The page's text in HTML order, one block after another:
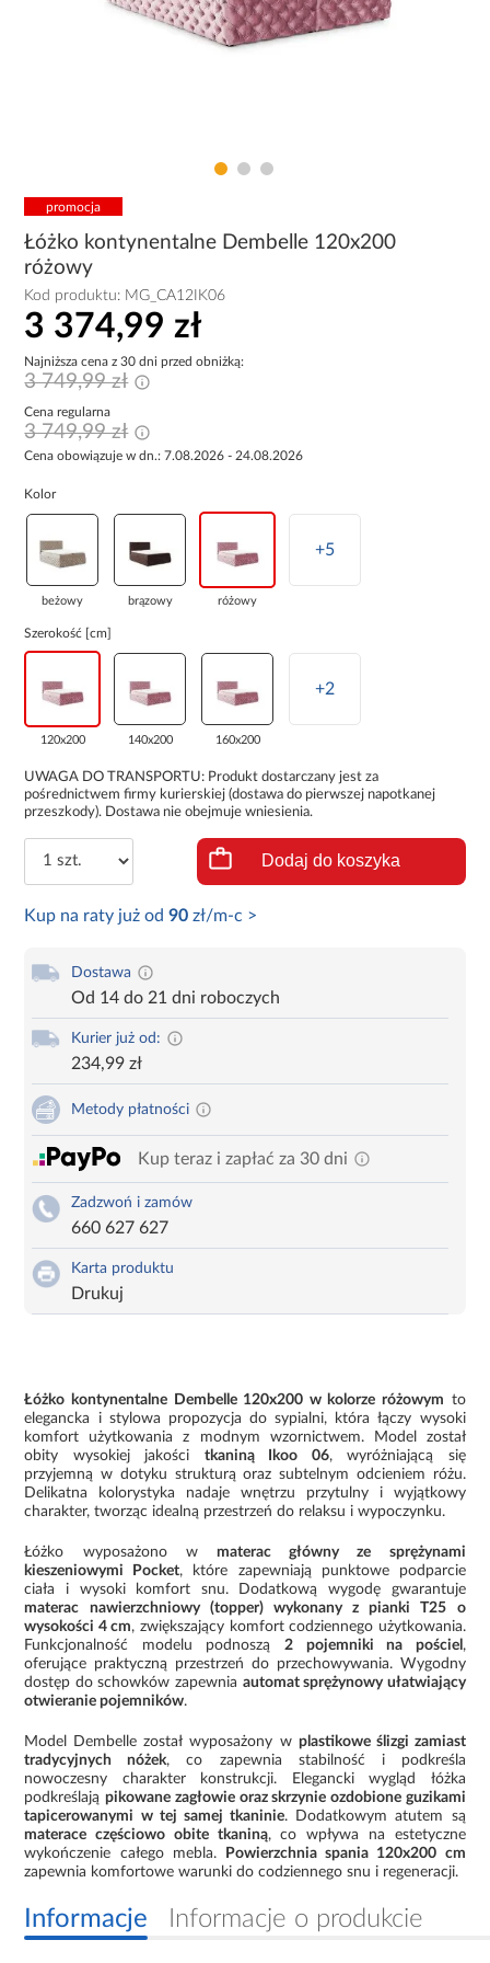
promocja
Łóżko kontynentalne Dembelle 120x200
różowy
Kod produktu: MG_CA12IK06
3 374,99 zł
Najniższa cena z 30 dni przed obniżką:
3 749,99 zł
Cena regularna
3 749,99 zł
Cena obowiązuje w dn.: 7.08.2026 - 24.08.2026
Kolor
beżowy brązowy różowy
+5
Szerokość [cm]
120x200 140x200 160x200
+2
UWAGA DO TRANSPORTU: Produkt dostarczany jest za
pośrednictwem firmy kurierskiej (dostawa do pierwszej napotkanej
przeszkody). Dostawa nie obejmuje wniesienia.
Dodaj do koszyka
Kup na raty już od90 zł/m-c >
Dostawa
Od 14 do 21 dni roboczych
Kurier już od:
234,99 zł
Metody płatności
Kup teraz i zapłać za 30 dni
Zadzwoń i zamów
660 627 627
Karta produktu
Drukuj
Łóżko kontynentalne Dembelle 120x200 w kolorze różowym to
elegancka i stylowa propozycja do sypialni, która łączy wysoki
komfort użytkowania z modnym wzornictwem. Model został
obity wysokiej jakości tkaniną Ikoo 06, wyróżniającą się
przyjemną w dotyku strukturą oraz subtelnym odcieniem różu.
Delikatna kolorystyka nadaje wnętrzu przytulny i wyjątkowy
charakter, tworząc idealną przestrzeń do relaksu i wypoczynku.
Łóżko wyposażono w materac główny ze sprężynami
kieszeniowymi Pocket, które zapewniają punktowe podparcie
ciała i wysoki komfort snu. Dodatkową wygodę gwarantuje
materac nawierzchniowy (topper) wykonany z pianki T25 o
wysokości 4 cm, zwiększający komfort codziennego użytkowania.
Funkcjonalność modelu podnoszą 2 pojemniki na pościel ,
oferujące praktyczną przestrzeń do przechowywania. Wygodny
dostęp do schowków zapewnia automat sprężynowy ułatwiający
otwieranie pojemników.
Model Dembelle został wyposażony w plastikowe ślizgi zamiast
tradycyjnych nóżek, co zapewnia stabilność i podkreśla
nowoczesny charakter konstrukcji. Elegancki wygląd łóżka
podkreślająpikowane zagłowie oraz skrzynie ozdobione guzikami
tapicerowanymi w tej samej tkaninie. Dodatkowym atutem są
materace częściowo obite tkaniną, co wpływa na estetyczne
wykończenie całego mebla.
Powierzchnia spania 120x200 cm
zapewnia komfortowe warunki do codziennego snu i regeneracji.
Informacje Informacje o produkcie